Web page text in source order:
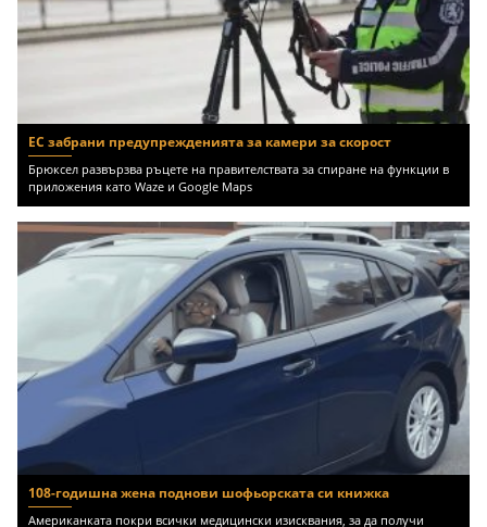
ЕС забрани предупрежденията за камери за скорост
Брюксел развързва ръцете на правителствата за спиране на функции в
приложения като Waze и Google Maps
108-годишна жена поднови шофьорската си книжка
Американката покри всички медицински изисквания, за да получи